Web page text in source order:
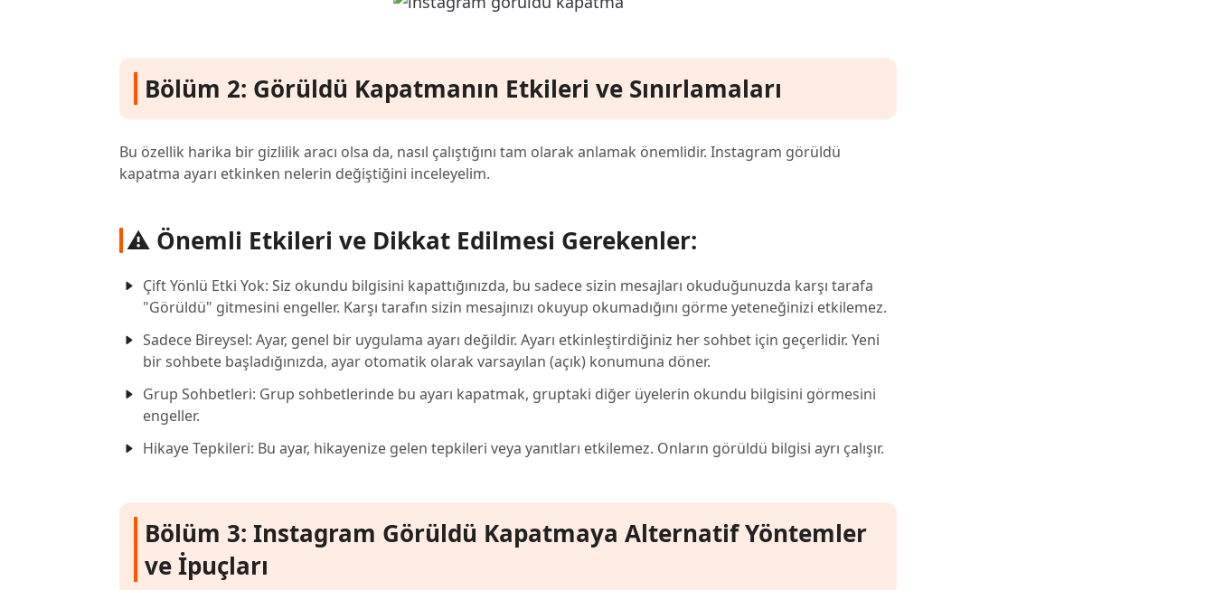
Bölüm 2: Görüldü Kapatmanın Etkileri ve Sınırlamaları
Bu özellik harika bir gizlilik aracı olsa da, nasıl çalıştığını tam olarak anlamak önemlidir. Instagram görüldü
kapatma ayarı etkinken nelerin değiştiğini inceleyelim.
⚠️ Önemli Etkileri ve Dikkat Edilmesi Gerekenler:
Çift Yönlü Etki Yok: Siz okundu bilgisini kapattığınızda, bu sadece sizin mesajları okuduğunuzda karşı tarafa
"Görüldü" gitmesini engeller. Karşı tarafın sizin mesajınızı okuyup okumadığını görme yeteneğinizi etkilemez.
Sadece Bireysel: Ayar, genel bir uygulama ayarı değildir. Ayarı etkinleştirdiğiniz her sohbet için geçerlidir. Yeni
bir sohbete başladığınızda, ayar otomatik olarak varsayılan (açık) konumuna döner.
Grup Sohbetleri: Grup sohbetlerinde bu ayarı kapatmak, gruptaki diğer üyelerin okundu bilgisini görmesini
engeller.
Hikaye Tepkileri: Bu ayar, hikayenize gelen tepkileri veya yanıtları etkilemez. Onların görüldü bilgisi ayrı çalışır.
Bölüm 3: Instagram Görüldü Kapatmaya Alternatif Yöntemler
ve İpuçları